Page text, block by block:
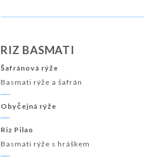
RIZ BASMATI
Šafránová rýže
Basmati rýže a šafrán
Obyčejná rýže
Riz Pilao
Basmati rýže s hráškem